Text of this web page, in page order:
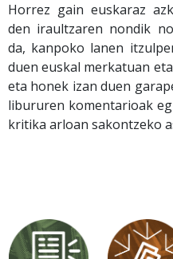
Horrez gain euskaraz
den iraultzaren nondik
da, kanpoko lanen
duen euskal merkatuan
eta honek izan duen
libururen komentarioak
kritika arloan sakontzeko